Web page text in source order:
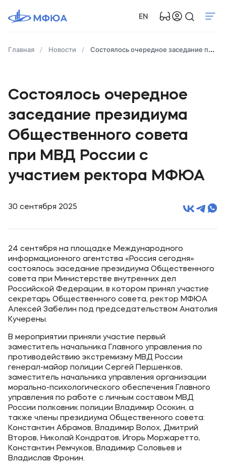
EN
Главная Новости Состоялось очередное заседание президиума Общественного совета при МВД России с участием ректора МФЮА
Состоялось очередное
заседание президиума
Общественного совета
при МВД России с
участием ректора МФЮА
30 сентября 2025
24 сентября на площадке Международного
информационного агентства «Россия сегодня»
состоялось заседание президиума Общественного
совета при Министерстве внутренних дел
Российской Федерации, в котором принял участие
секретарь Общественного совета, ректор МФЮА
Алексей Забелин под председательством Анатолия
Кучерены.
В мероприятии приняли участие первый
заместитель начальника Главного управления по
противодействию экстремизму МВД России
генерал-майор полиции Сергей Першенков,
заместитель начальника управления организации
морально-психологического обеспечения Главного
управления по работе с личным составом МВД
России полковник полиции Владимир Осокин, а
также члены президиума Общественного совета:
Константин Абрамов, Владимир Волох, Дмитрий
Второв, Николай Кондратов, Игорь Моржаретто,
Константин Ремчуков, Владимир Соловьев и
Владислав Фронин.